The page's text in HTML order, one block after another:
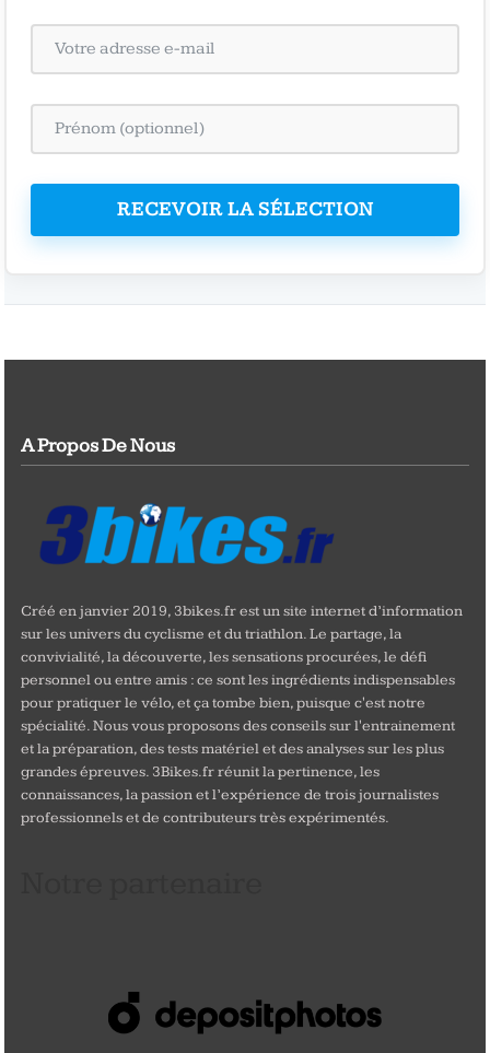
RECEVOIR LA SÉLECTION
A Propos De Nous
Créé en janvier 2019, 3bikes.fr est un site internet d’information
sur les univers du cyclisme et du triathlon. Le partage, la
convivialité, la découverte, les sensations procurées, le défi
personnel ou entre amis : ce sont les ingrédients indispensables
pour pratiquer le vélo, et ça tombe bien, puisque c'est notre
spécialité. Nous vous proposons des conseils sur l'entrainement
et la préparation, des tests matériel et des analyses sur les plus
grandes épreuves. 3Bikes.fr réunit la pertinence, les
connaissances, la passion et l’expérience de trois journalistes
professionnels et de contributeurs très expérimentés.